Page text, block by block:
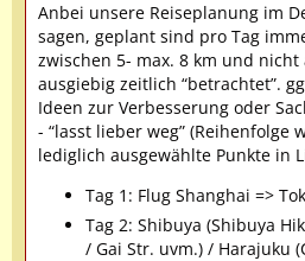
Anbei unsere Reiseplanung im
sagen, geplant sind pro Tag
zwischen 5- max. 8 km und
ausgiebig zeitlich “betrachtet”.
Ideen zur Verbesserung oder
- “lasst lieber weg” (Reihenfolge
lediglich ausgewählte Punkte in
Tag 1: Flug Shanghai =>
Tag 2: Shibuya (Shibuya
/ Gai Str. uvm.) / Harajuku